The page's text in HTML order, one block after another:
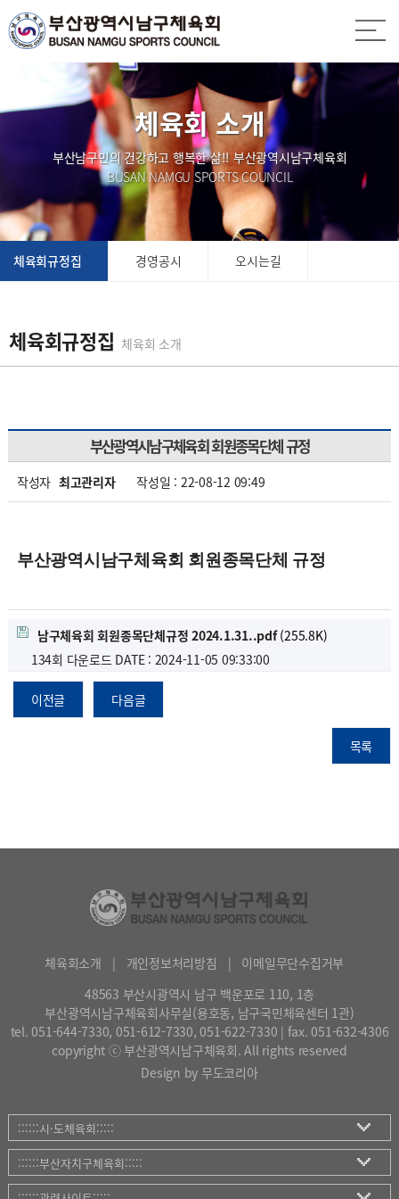
체육회 소개
부산남구민의 건강하고 행복한 삶!! 부산광역시남구체육회
BUSAN NAMGU SPORTS COUNCIL
체육회규정집 경영공시 오시는길
체육회규정집 체육회 소개
부산광역시남구체육회 회원종목단체 규정
작성자 최고관리자 작성일 : 22-08-12 09:49
부산광역시남구체육회 회원종목단체 규정
남구체육회 회원종목단체규정 2024.1.31..pdf(255.8K)
134회 다운로드 DATE : 2024-11-05 09:33:00
이전글 다음글
목록
체육회소개 | 개인정보처리방침 |
이메일무단수집거부
48563 부산시광역시 남구 백운포로 110, 1층
부산광역시남구체육회사무실(용호동, 남구국민체육센터 1관)
tel. 051-644-7330, 051-612-7330, 051-622-7330 | fax. 051-632-4306
copyright ⓒ 부산광역시남구체육회. All rights reserved
Design by 무도코리아